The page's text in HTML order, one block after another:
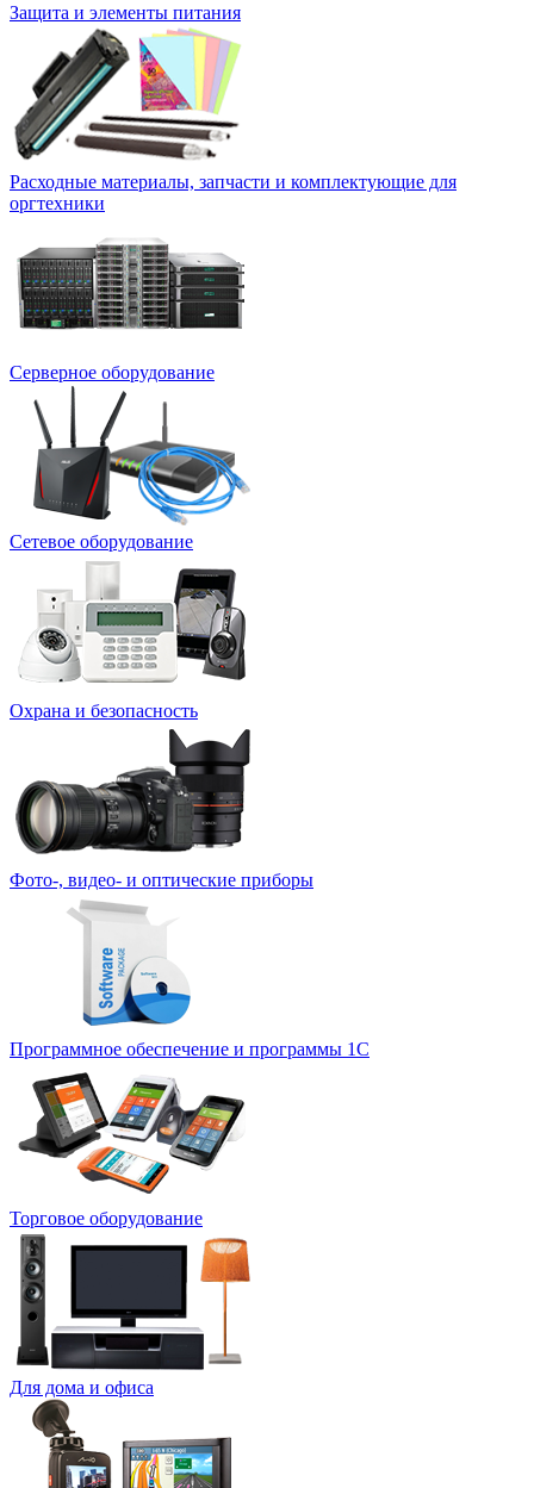
Защита и элементы питания
Расходные материалы, запчасти и комплектующие для
оргтехники
Серверное оборудование
Сетевое оборудование
Охрана и безопасность
Фото-, видео- и оптические приборы
Программное обеспечение и программы 1С
Торговое оборудование
Для дома и офиса